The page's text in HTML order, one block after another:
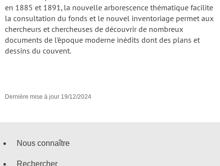
en 1885 et 1891, la nouvelle arborescence thématique facilite
la consultation du fonds et le nouvel inventoriage permet aux
chercheurs et chercheuses de découvrir de nombreux
documents de l’époque moderne inédits dont des plans et
dessins du couvent.
Dernière mise à jour 19/12/2024
Menu
Nous connaître
Rechercher